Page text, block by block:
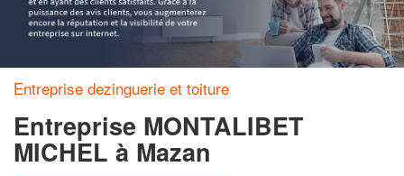
Entreprise dezinguerie et toiture
Entreprise MONTALIBET
MICHEL à Mazan